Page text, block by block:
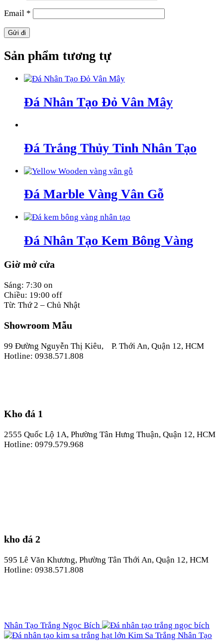
Email *
Sản phẩm tương tự
Đá Nhân Tạo Đỏ Vân Mây
Đá Trắng Thủy Tinh Nhân Tạo
Đá Marble Vàng Vân Gỗ
Đá Nhân Tạo Kem Bông Vàng
Giờ mở cửa
Sáng: 7:30 on
Chiều: 19:00 off
Từ: Thứ 2 – Chủ Nhật
Showroom Mẫu
99 Đường Nguyễn Thị Kiêu, P. Thới An, Quận 12, HCM
Hotline: 0938.571.808
Kho đá 1
2555 Quốc Lộ 1A, Phường Tân Hưng Thuận, Quận 12, HCM
Hotline: 0979.579.968
kho đá 2
595 Lê Văn Khương, Phường Tân Thới An, Quận 12, HCM
Hotline: 0938.571.808
Nhân Tạo Trắng Ngọc Bích
Kim Sa Trắng Nhân Tạo